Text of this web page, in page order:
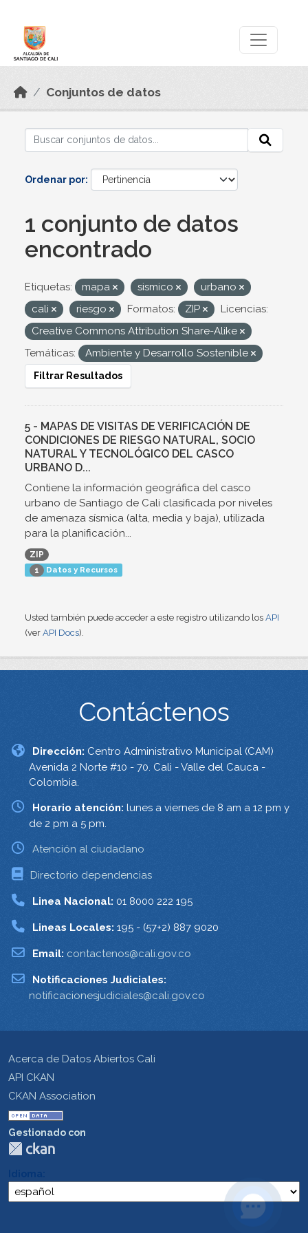
Conjuntos de datos
Ordenar por
1 conjunto de datos
encontrado
Etiquetas: mapa sismico
urbano
cali
riesgo Formatos: ZIP
Licencias:
Creative Commons Attribution Share-Alike
Temáticas:
Ambiente y Desarrollo Sostenible
Filtrar Resultados
5 - MAPAS DE VISITAS DE VERIFICACIÓN DE
CONDICIONES DE RIESGO NATURAL, SOCIO
NATURAL Y TECNOLÓGICO DEL CASCO
URBANO D...
Contiene la información geográfica del casco
urbano de Santiago de Cali clasificada por niveles
de amenaza sísmica (alta, media y baja), utilizada
para la planificación...
ZIP
1 Datos y Recursos
Usted también puede acceder a este registro utilizando los API
(ver API Docs).
Contáctenos
Dirección: Centro Administrativo Municipal (CAM)
Avenida 2 Norte #10 - 70. Cali - Valle del Cauca -
Colombia.
Horario atención: lunes a viernes de 8 am a 12 pm y
de 2 pm a 5 pm.
Atención al ciudadano
Directorio dependencias
Linea Nacional: 01 8000 222 195
Lineas Locales: 195 - (57+2) 887 9020
Email: contactenos@cali.gov.co
Notificaciones Judiciales:
notificacionesjudiciales@cali.gov.co
Acerca de Datos Abiertos Cali
API CKAN
CKAN Association
Gestionado con